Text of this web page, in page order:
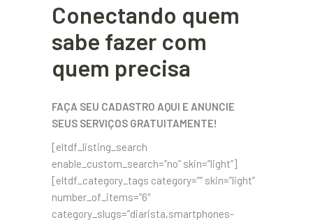
Conectando quem
sabe fazer com
quem precisa
FAÇA SEU CADASTRO AQUI E ANUNCIE
SEUS SERVIÇOS GRATUITAMENTE!
[eltdf_listing_search
enable_custom_search=”no” skin=”light”]
[eltdf_category_tags category=”” skin=”light”
number_of_items=”6″
category_slugs=”diarista,smartphones-